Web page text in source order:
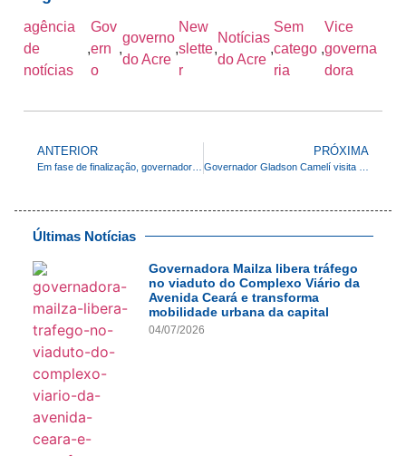
agência
de
notícias
,
Gov
ern
o
,
governo
do Acre
,
New
slette
r
,
Notícias
do Acre
,
Sem
catego
ria
,
Vice
governa
dora
ANTERIOR PRÓXIMA
Últimas Notícias
Governadora Mailza libera tráfego
no viaduto do Complexo Viário da
Avenida Ceará e transforma
mobilidade urbana da capital
04/07/2026